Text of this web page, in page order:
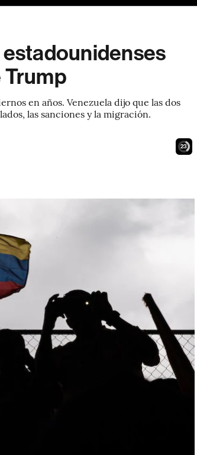
estadounidenses
Trump
en años. Venezuela dijo que las dos
las sanciones y la migración.
21